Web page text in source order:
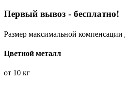
Первый вывоз - бесплатно!
Размер максимальной компенсации
Цветной металл
от 10 кг